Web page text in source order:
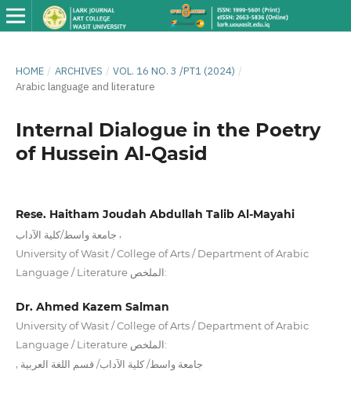
HOME / ARCHIVES / VOL. 16 NO. 3 /PT1 (2024) /
Arabic language and literature
Internal Dialogue in the Poetry
of Hussein Al-Qasid
Rese. Haitham Joudah Abdullah Talib Al-Mayahi
جامعة واسط/كلية الآداب
University of Wasit / College of Arts / Department of Arabic
Language / Literature الملخص:
Dr. Ahmed Kazem Salman
University of Wasit / College of Arts / Department of Arabic
Language / Literature الملخص:
جامعة واسط/ كلية الآداب/ قسم اللغة العربية